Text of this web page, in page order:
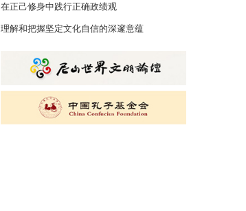
在正己修身中践行正确政绩观
理解和把握坚定文化自信的深邃意蕴